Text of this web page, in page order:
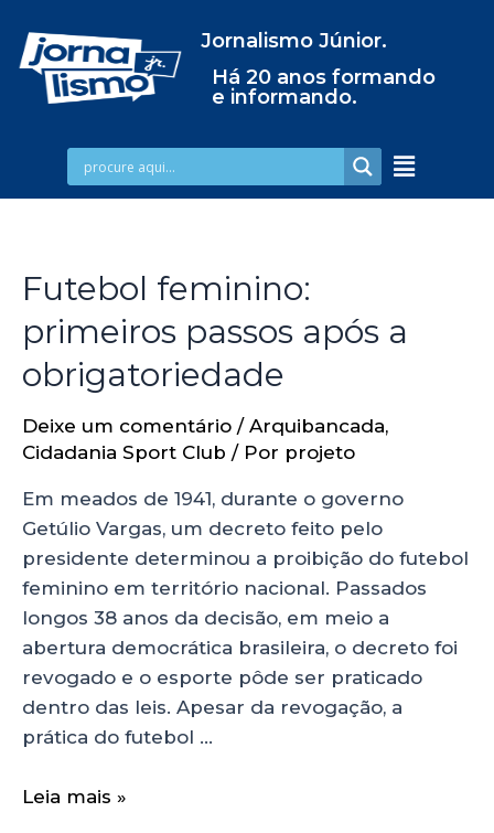
Jornalismo Júnior.
Há 20 anos formando
e informando.
Futebol feminino:
primeiros passos após a
obrigatoriedade
Deixe um comentário / Arquibancada,
Cidadania Sport Club / Por projeto
Em meados de 1941, durante o governo
Getúlio Vargas, um decreto feito pelo
presidente determinou a proibição do futebol
feminino em território nacional. Passados
longos 38 anos da decisão, em meio a
abertura democrática brasileira, o decreto foi
revogado e o esporte pôde ser praticado
dentro das leis. Apesar da revogação, a
prática do futebol …
Leia mais »